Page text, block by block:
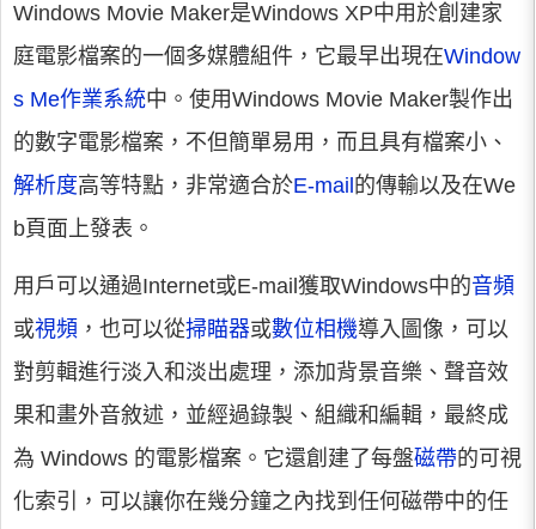
Windows Movie Maker是Windows XP中用於創建家
庭電影檔案的一個多媒體組件，它最早出現在Window
s Me作業系統中。使用Windows Movie Maker製作出
的數字電影檔案，不但簡單易用，而且具有檔案小、
解析度高等特點，非常適合於E-mail 的傳輸以及在We
b頁面上發表。
用戶可以通過Internet或E-mail獲取Windows中的音頻
或視頻 ，也可以從掃瞄器或數位相機導入圖像，可以
對剪輯進行淡入和淡出處理，添加背景音樂、聲音效
果和畫外音敘述，並經過錄製、組織和編輯，最終成
為 Windows 的電影檔案。它還創建了每盤磁帶的可視
化索引，可以讓你在幾分鐘之內找到任何磁帶中的任